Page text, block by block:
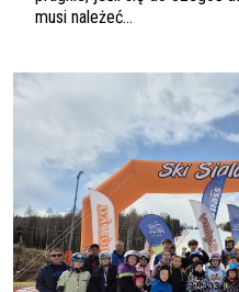
musi należeć...